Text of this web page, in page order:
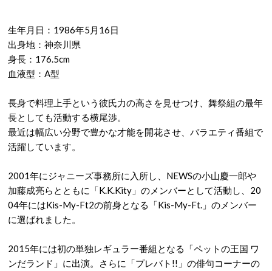
生年月日：1986年5月16日
出身地：神奈川県
身長：176.5cm
血液型：A型
長身で料理上手という彼氏力の高さを見せつけ、舞祭組の最年
長としても活動する横尾渉。
最近は幅広い分野で豊かな才能を開花させ、バラエティ番組で
活躍しています。
2001年にジャニーズ事務所に入所し、NEWSの小山慶一郎や
加藤成亮らとともに「K.K.Kity」のメンバーとして活動し、20
04年にはKis-My-Ft2の前身となる「Kis-My-Ft.」のメンバー
に選ばれました。
2015年には初の単独レギュラー番組となる「ペットの王国 ワ
ンだランド」に出演。さらに「プレバト!!」の俳句コーナーの